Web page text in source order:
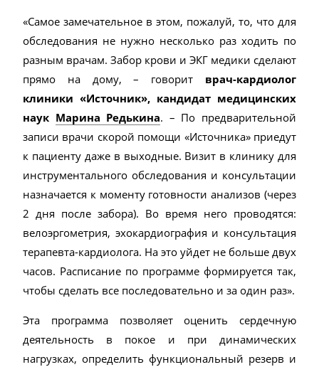
«Самое замечательное в этом, пожалуй, то, что для
обследования не нужно несколько раз ходить по
разным врачам. Забор крови и ЭКГ медики сделают
прямо на дому, – говорит
врач-кардиолог
клиники «Источник», кандидат медицинских
наук Марина Редькина. – По предварительной
записи врачи скорой помощи «Источника» приедут
к пациенту даже в выходные. Визит в клинику для
инструментального обследования и консультации
назначается к моменту готовности анализов (через
2 дня после забора). Во время него проводятся:
велоэргометрия, эхокардиография и консультация
терапевта-кардиолога. На это уйдет не больше двух
часов. Расписание по программе формируется так,
чтобы сделать все последовательно и за один раз».
Эта программа позволяет оценить сердечную
деятельность в покое и при динамических
нагрузках, определить функциональный резерв и